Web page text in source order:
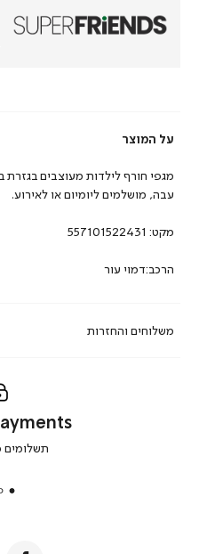
על המוצר
משלוחים והחזרות
מגפי חורף לילדות מעוצבים בגזרת
עבה, מושלמים ליומיום או לאירוע.
מקט: 557101522431
הרכב:דמוי עור
תשלומים